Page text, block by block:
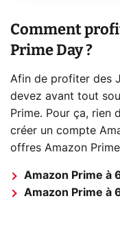
Comment
Prime Day ?
Afin de profiter des
devez avant tout
Prime. Pour ça, rien
créer un compte
offres Amazon
Amazon Prime à
Amazon Prime à